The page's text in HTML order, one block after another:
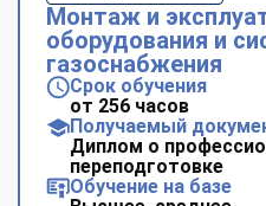
Монтаж и
оборудования и
газоснабжения
Срок обучения
от 256 часов
Получаемый
Диплом о
переподготовке
Обучение на базе